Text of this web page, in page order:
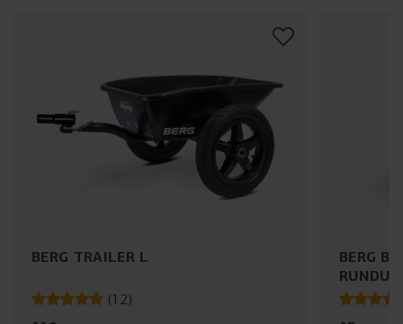
BERG TRAILER L
(12)
BERG